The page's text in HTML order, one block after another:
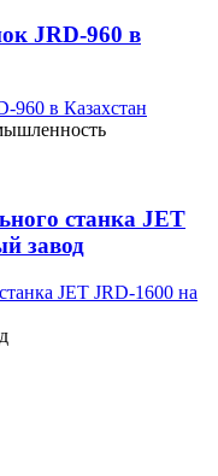
JRD-960 в
станка JET
завод